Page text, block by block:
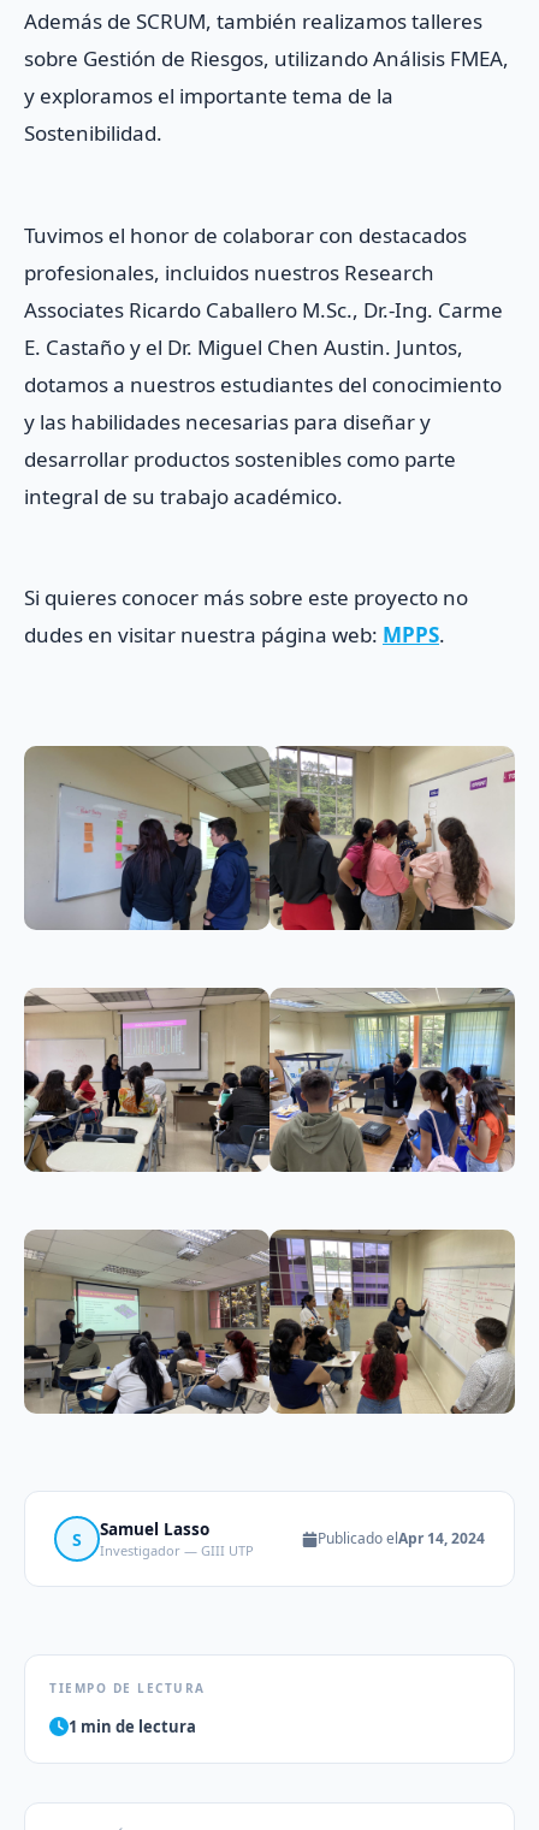
Además de SCRUM, también realizamos talleres
sobre Gestión de Riesgos, utilizando Análisis FMEA,
y exploramos el importante tema de la
Sostenibilidad.
Tuvimos el honor de colaborar con destacados
profesionales, incluidos nuestros Research
Associates Ricardo Caballero M.Sc., Dr.-Ing. Carme
E. Castaño y el Dr. Miguel Chen Austin. Juntos,
dotamos a nuestros estudiantes del conocimiento
y las habilidades necesarias para diseñar y
desarrollar productos sostenibles como parte
integral de su trabajo académico.
Si quieres conocer más sobre este proyecto no
dudes en visitar nuestra página web: MPPS.
S Samuel Lasso
Investigador — GIII UTP
Publicado elApr 14, 2024
TIEMPO DE LECTURA
1 min de lectura